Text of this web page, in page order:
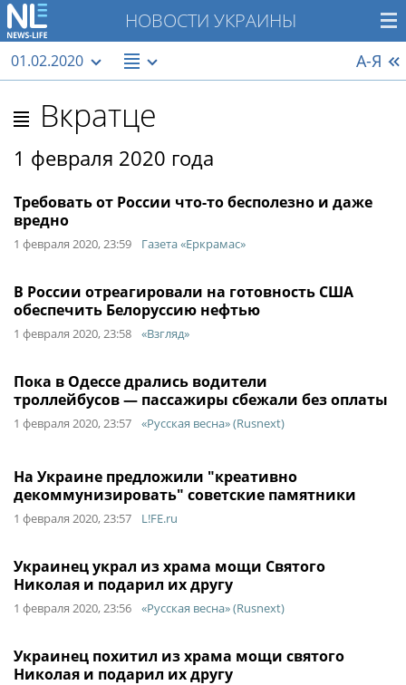
НОВОСТИ УКРАИНЫ
01.02.2020 А-Я
Вкратце
1 февраля 2020 года
Требовать от России что-то бесполезно и даже
вредно
1 февраля 2020, 23:59 Газета «Еркрамас»
В России отреагировали на готовность США
обеспечить Белоруссию нефтью
1 февраля 2020, 23:58 «Взгляд»
Пока в Одессе дрались водители
троллейбусов — пассажиры сбежали без оплаты
1 февраля 2020, 23:57 «Русская весна» (Rusnext)
На Украине предложили "креативно
декоммунизировать" советские памятники
1 февраля 2020, 23:57 L!FE.ru
Украинец украл из храма мощи Святого
Николая и подарил их другу
1 февраля 2020, 23:56 «Русская весна» (Rusnext)
Украинец похитил из храма мощи святого
Николая и подарил их другу